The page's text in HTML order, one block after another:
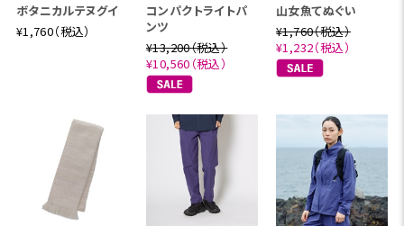
ボタニカルテヌグイ
¥1,760（税込）
コンパクトライトパ
ンツ
¥13,200（税込）
¥10,560（税込）
山女魚てぬぐい
¥1,760（税込）
¥1,232（税込）